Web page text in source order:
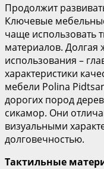
Продолжит
Ключевые
чаще использовать
материалов. Долгая
использования –
характеристики
мебели Polina
дорогих пород
сикамор. Они
визуальными
долговечностью.
Тактильные